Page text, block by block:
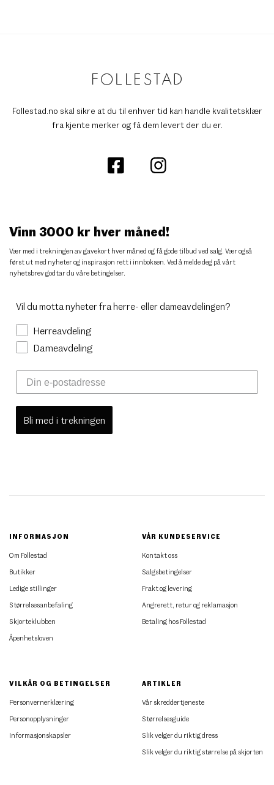
Follestad.no skal sikre at du til enhver tid kan handle kvalitetsklær
fra kjente merker og få dem levert der du er.
Vinn 3000 kr hver måned!
Vær med i trekningen av gavekort hver måned og få gode tilbud ved salg. Vær også
først ut med nyheter og inspirasjon rett i innboksen. Ved å melde deg på vårt
nyhetsbrev godtar du våre betingelser.
Vil du motta nyheter fra herre- eller dameavdelingen?
Herreavdeling
Dameavdeling
Bli med i trekningen
INFORMASJON
Om Follestad
Butikker
Ledige stillinger
Størrelsesanbefaling
Skjorteklubben
Åpenhetsloven
VÅR KUNDESERVICE
Kontakt oss
Salgsbetingelser
Frakt og levering
Angrerett, retur og reklamasjon
Betaling hos Follestad
VILKÅR OG BETINGELSER
Personvernerklæring
Personopplysninger
Informasjonskapsler
ARTIKLER
Vår skreddertjeneste
Størrelsesguide
Slik velger du riktig dress
Slik velger du riktig størrelse på skjorten